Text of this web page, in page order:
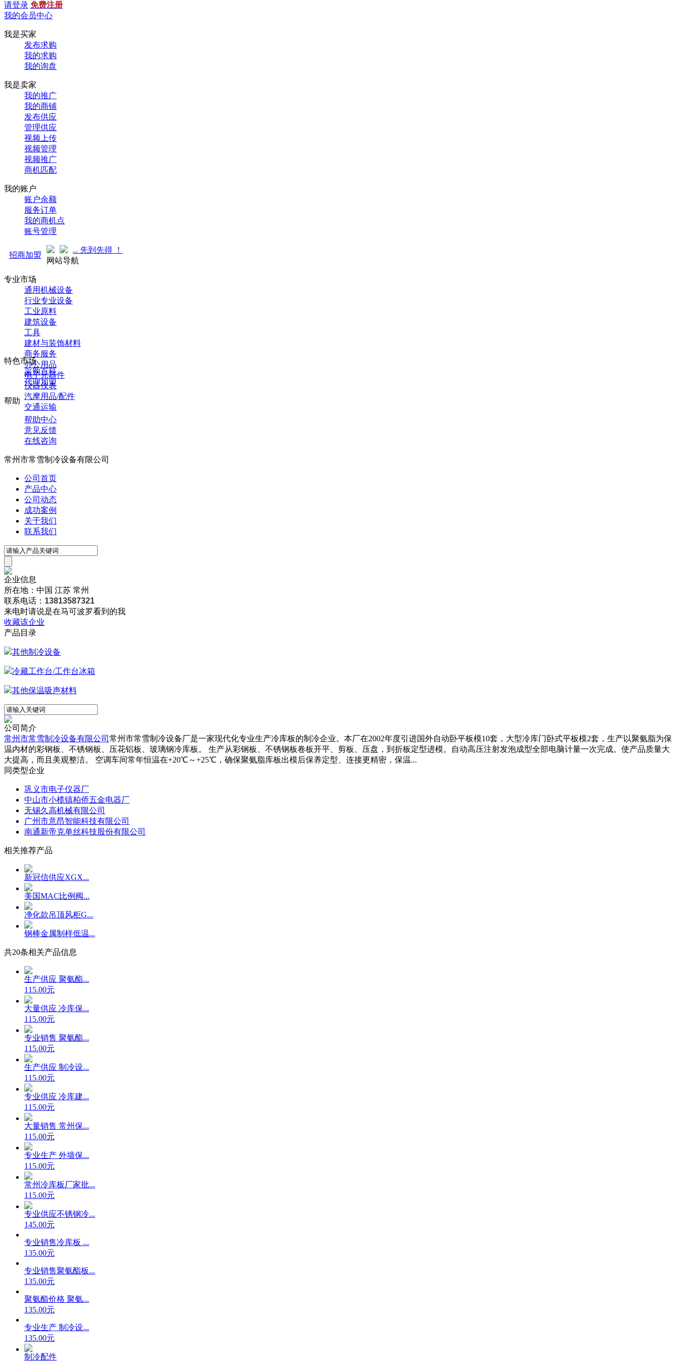
请登录 免费注册
我的会员中心
我是买家
发布求购
我的求购
我的询盘
我是卖家
我的推广
我的商铺
发布供应
管理供应
视频上传
视频管理
视频推广
商机匹配
我的账户
账户余额
服务订单
我的商机点
账号管理
招商加盟
火热招商中... 先到先得 ！
网站导航
专业市场
通用机械设备
行业专业设备
工业原料
建筑设备
工具
建材与装饰材料
商务服务
办公用品
电子元器件
仪器仪表
汽摩用品/配件
交通运输
特色市场
采购百科
代理加盟
帮助
帮助中心
意见反馈
在线咨询
常州市常雪制冷设备有限公司
公司首页
产品中心
公司动态
成功案例
关于我们
联系我们
企业信息
所在地：中国 江苏 常州
联系电话： 13813587321
来电时请说是在马可波罗看到的我
收藏该企业
产品目录
其他制冷设备
冷藏工作台/工作台冰箱
其他保温吸声材料
公司简介
常州市常雪制冷设备有限公司 常州市常雪制冷设备厂是一家现代化专业生产冷库板的制冷企业。本厂在2002年度引进国外自动卧平板模10套，大型冷库门卧式平板模2套，生产以聚氨脂为保
温内材的彩钢板、不锈钢板、压花铝板、玻璃钢冷库板。 生产从彩钢板、不锈钢板卷板开平、剪板、压盘，到折板定型进模。自动高压注射发泡成型全部电脑计量一次完成。使产品质量大
大提高，而且美观整洁。 空调车间常年恒温在+20℃～+25℃，确保聚氨脂库板出模后保养定型、连接更精密，保温...
同类型企业
巩义市电子仪器厂
中山市小榄镇柏侨五金电器厂
无锡久高机械有限公司
广州市意昂智能科技有限公司
南通新帝克单丝科技股份有限公司
相关推荐产品
新冠信供应XGX...
美国MAC比例阀...
净化款吊顶风柜G...
钢棒金属制样低温...
共20条相关产品信息
生产供应 聚氨酯...
115.00元
大量供应 冷库保...
115.00元
专业销售 聚氨酯...
115.00元
生产供应 制冷设...
115.00元
专业供应 冷库建...
115.00元
大量销售 常州保...
115.00元
专业生产 外墙保...
115.00元
常州冷库板厂家批...
115.00元
专业供应不锈钢冷...
145.00元
专业销售冷库板 ...
135.00元
专业销售聚氨酯板...
135.00元
聚氨酯价格 聚氨...
135.00元
专业生产 制冷设...
135.00元
制冷配件